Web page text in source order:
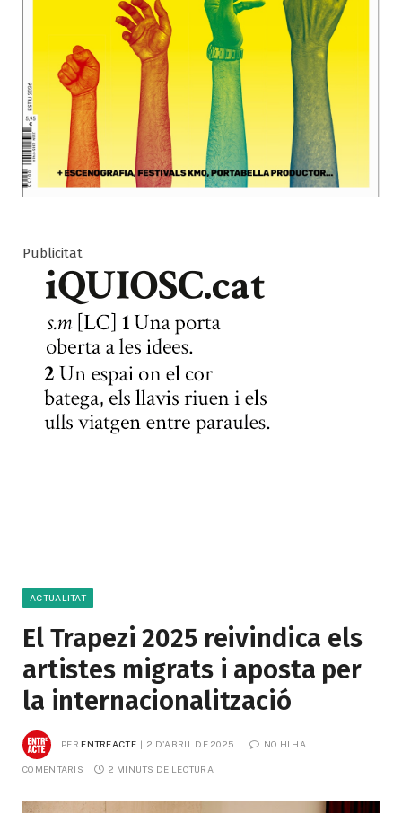
Publicitat
ACTUALITAT
El Trapezi 2025 reivindica els
artistes migrats i aposta per
la internacionalització
PER ENTREACTE 2 D'ABRIL DE 2025 NO HI HA
COMENTARIS 2 MINUTS DE LECTURA